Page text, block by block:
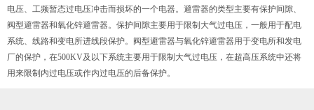
电压、工频暂态过电压冲击而损坏的一个电器。避雷器的类型主要有保护间隙、
阀型避雷器和氧化锌避雷器。保护间隙主要用于限制大气过电压，一般用于配电
系统、线路和变电所进线段保护。阀型避雷器与氧化锌避雷器用于变电所和发电
厂的保护，在500KV及以下系统主要用于限制大气过电压，在超高压系统中还将
用来限制内过电压或作内过电压的后备保护。